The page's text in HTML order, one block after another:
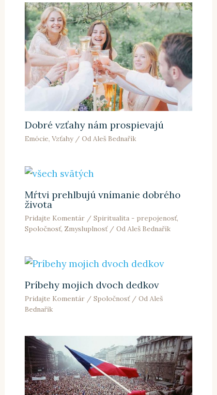
Dobré vzťahy nám prospievajú
Emócie, Vzťahy/ Od Aleš Bednařík
Mŕtvi prehlbujú vnímanie dobrého
života
Pridajte Komentár / Spiritualita - prepojenosť,
Spoločnosť, Zmysluplnosť/ Od Aleš Bednařík
Príbehy mojich dvoch dedkov
Pridajte Komentár / Spoločnosť/ Od Aleš
Bednařík